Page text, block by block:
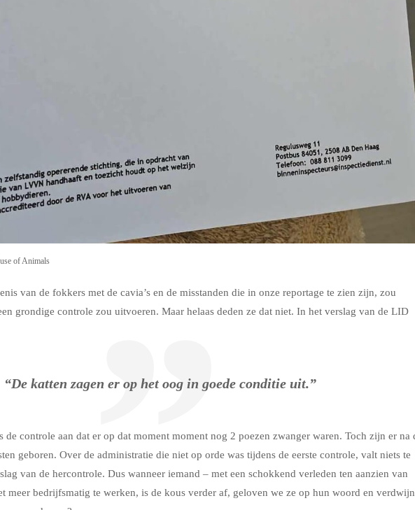
of Animals
van de fokkers met de cavia’s en de misstanden die in onze reportage te zien zijn, zou
grondige controle zou uitvoeren. Maar helaas deden ze dat niet. In het verslag van de LID
“De katten zagen er op het oog in goede conditie uit.”
de controle aan dat er op dat moment moment nog 2 poezen zwanger waren. Toch zijn er na
geboren. Over de administratie die niet op orde was tijdens de eerste controle, valt niets te
van de hercontrole. Dus wanneer iemand – met een schokkend verleden ten aanzien van
meer bedrijfsmatig te werken, is de kous verder af, geloven we ze op hun woord en